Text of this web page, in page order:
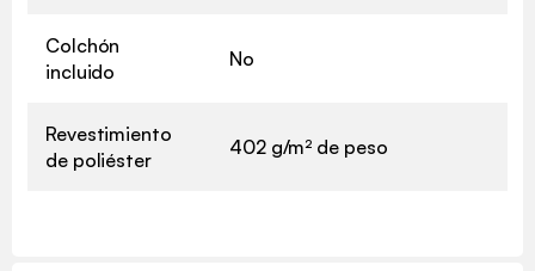
Colchón
incluido
No
Revestimiento
de poliéster
402 g/m² de peso